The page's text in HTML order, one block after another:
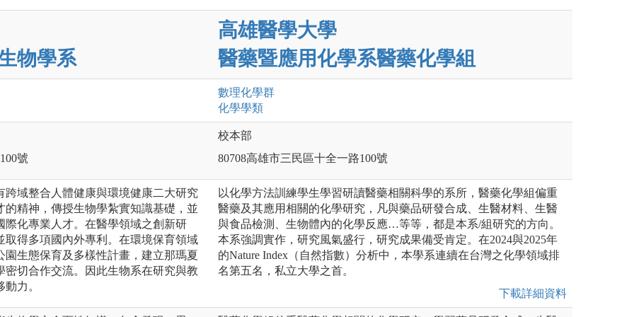
物學系
高雄醫學大學
醫藥暨應用化學系醫藥化學組
數理化學群
化學學類
號
校本部
80708高雄市三民區十全一路100號
域整合人體健康與環境健康二大研究
精神，傳授生物學紮實知識基礎，並
際化專業人才。在醫學領域之創新研
取得多項國內外專利。在環境保育領域
生態保育及多樣性計畫，建立那瑪夏
切合作交流。因此生物系在研究與教
力。
以化學方法訓練學生學習研讀醫藥相關科學的系所，醫藥化學組偏重
醫藥及其應用相關的化學研究，凡與藥品研發合成、生醫材料、生醫
與食品檢測、生物體內的化學反應…等等，都是本系/組研究的方向。
本系強調實作，研究風氣盛行，研究成果備受肯定。在2024與2025年
的Nature Index（自然指數）分析中，本學系連續在台灣之化學領域排
名第五名，私立大學之首。
下載詳細資料